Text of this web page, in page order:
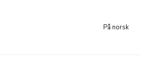
På norsk